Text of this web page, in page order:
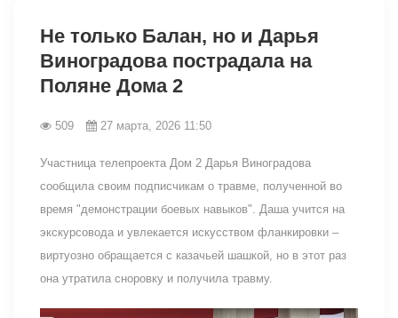
Не только Балан, но и Дарья
Виноградова пострадала на
Поляне Дома 2
509 27 марта, 2026 11:50
Участница телепроекта Дом 2 Дарья Виноградова
сообщила своим подписчикам о травме, полученной во
время "демонстрации боевых навыков". Даша учится на
экскурсовода и увлекается искусством фланкировки –
виртуозно обращается с казачьей шашкой, но в этот раз
она утратила сноровку и получила травму.